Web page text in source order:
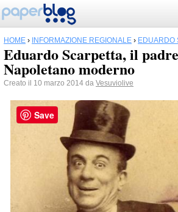
HOME › INFORMAZIONE REGIONALE › EDUARDO
Eduardo Scarpetta, il
Napoletano moderno
Creato il 10 marzo 2014 da Vesuviolive
Save